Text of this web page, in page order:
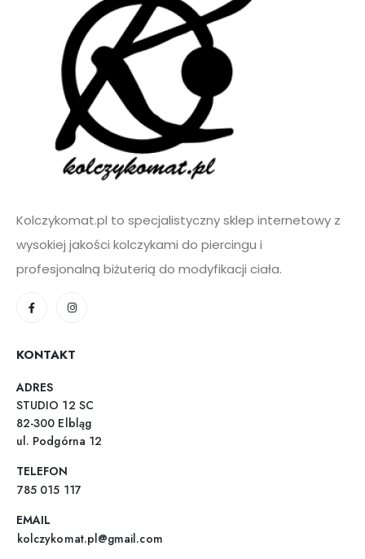
Kolczykomat.pl to specjalistyczny sklep internetowy z
wysokiej jakości kolczykami do piercingu i
profesjonalną biżuterią do modyfikacji ciała.
KONTAKT
ADRES
STUDIO 12 SC
82-300 Elbląg
ul. Podgórna 12
TELEFON
785 015 117
EMAIL
kolczykomat.pl@gmail.com